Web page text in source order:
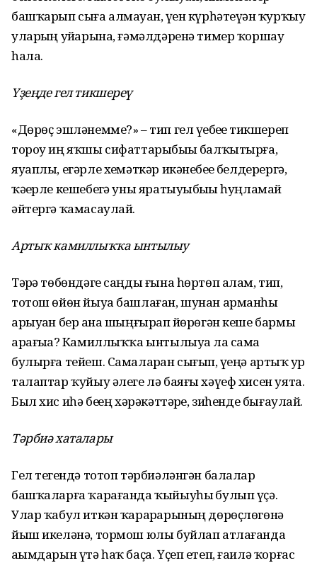
башҡарып сыға алмауҙан, үҙен күрһәтеүҙән ҡурҡыу
уларҙың уйҙарына, ғәмәлдәренә тимер ҡоршау
һала.
Үҙеңде гел тикшереү
«Дөрөҫ эшләнемме?» – тип гел үҙебеҙҙе тикшереп
тороу иң яҡшы сифаттарыбыҙҙы балҡытырға,
яуаплы, егәрле хеҙмәткәр икәнебеҙҙе белдерергә,
ҡәҙерле кешебеҙгә уны яратыуыбыҙҙы һуңламай
әйтергә ҡамасаулай.
Артыҡ камиллыҡҡа ынтылыу
Тәҙрә төбөндәге саңды ғына һөртөп алам, тип,
тотош өйөн йыуа башлаған, шунан арманһыҙ
арыуҙан бер аҙна шыңғырҙап йөрөгән кеше бармы
арағыҙҙа? Камиллыҡҡа ынтылыуҙа ла сама
булырға тейеш. Самаларҙан сығып, үҙеңә артыҡ ҙур
талаптар ҡуйыу әлеге лә баяғы хәүеф хисен уята.
Был хис иһә беҙҙең хәрәкәттәрҙе, зиһенде бығаулай.
Тәрбиә хаталары
Гел теҙгендә тотоп тәрбиәләнгән балалар
башҡаларға ҡарағанда ҡыйыуһыҙ булып үҫә.
Улар ҡабул иткән ҡарарҙарының дөрөҫлөгөнә
йыш икеләнә, тормош юлы буйлап атлағанда
аҙымдарын үтә һаҡ баҫа. Үҫеп етеп, ғаилә ҡорғас